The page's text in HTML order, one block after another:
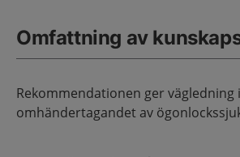
Omfattning av
Rekommendationen ger
omhändertagandet av